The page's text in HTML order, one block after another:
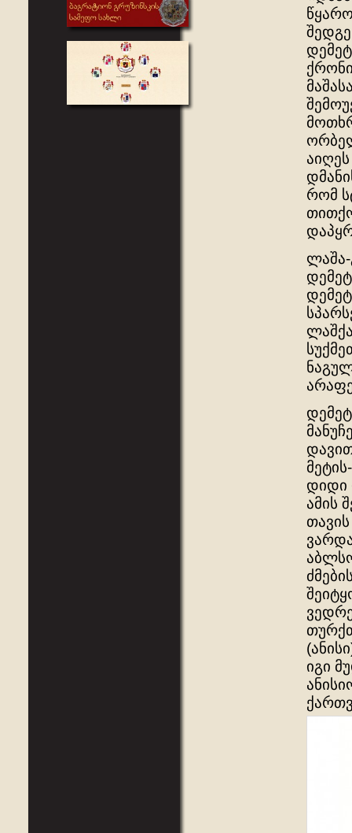
რომ
დიდი
ამის
იგი